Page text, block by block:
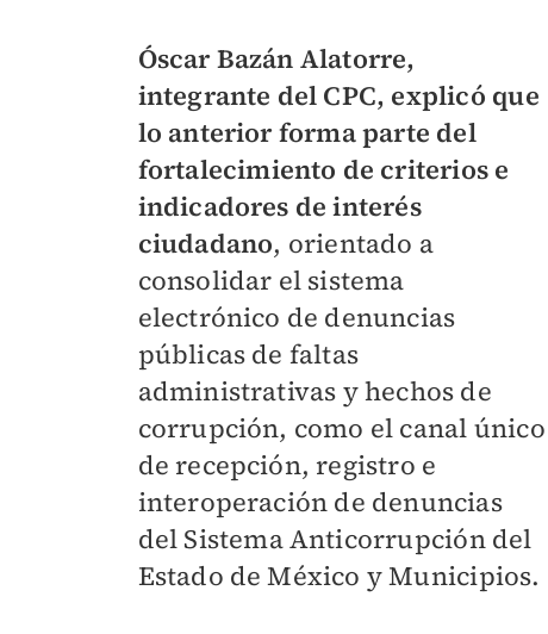
Óscar Bazán Alatorre,
integrante del CPC, explicó que
lo anterior forma parte del
fortalecimiento de criterios e
indicadores de interés
ciudadano, orientado a
consolidar el sistema
electrónico de denuncias
públicas de faltas
administrativas y hechos de
corrupción, como el canal único
de recepción, registro e
interoperación de denuncias
del Sistema Anticorrupción del
Estado de México y Municipios.